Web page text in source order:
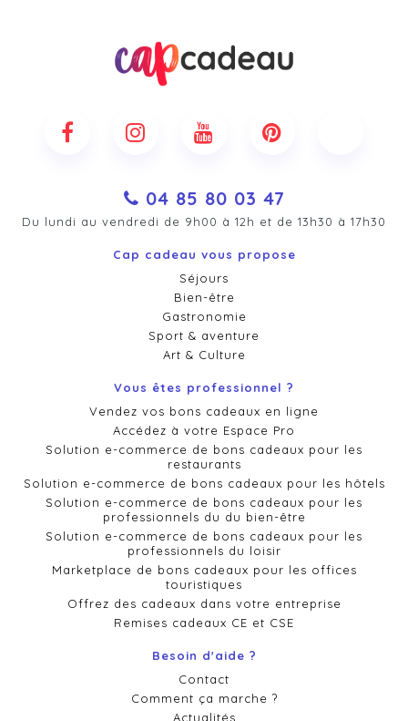
04 85 80 03 47
Du lundi au vendredi de 9h00 à 12h et de 13h30 à 17h30
Cap cadeau vous propose
Séjours
Bien-être
Gastronomie
Sport & aventure
Art & Culture
Vous êtes professionnel ?
Vendez vos bons cadeaux en ligne
Accédez à votre Espace Pro
Solution e-commerce de bons cadeaux pour les
restaurants
Solution e-commerce de bons cadeaux pour les hôtels
Solution e-commerce de bons cadeaux pour les
professionnels du du bien-être
Solution e-commerce de bons cadeaux pour les
professionnels du loisir
Marketplace de bons cadeaux pour les offices
touristiques
Offrez des cadeaux dans votre entreprise
Remises cadeaux CE et CSE
Besoin d'aide ?
Contact
Comment ça marche ?
Actualités